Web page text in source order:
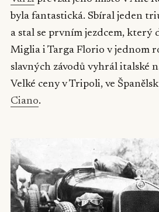
byla fantastická. Sbíral jeden
a stal se prvním jezdcem,
Miglia i Targa Florio v jednom
slavných závodů vyhrál italské
Velké ceny v Tripoli, ve
Ciano.